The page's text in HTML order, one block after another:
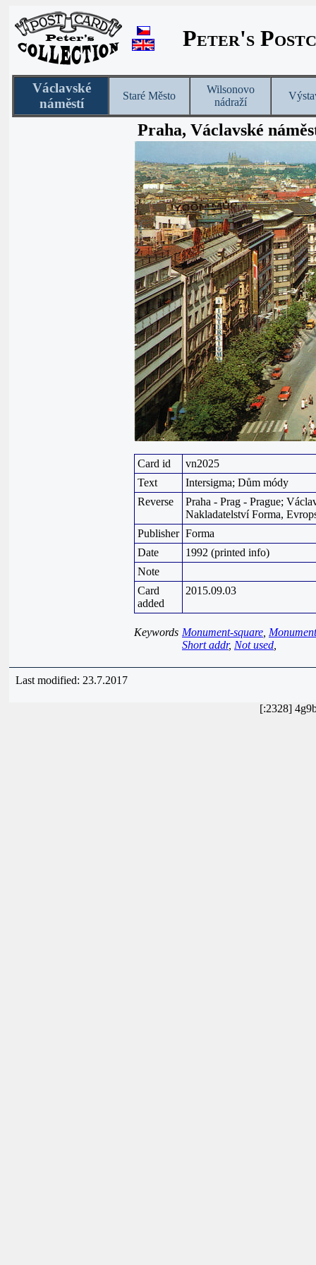
Peter's
Václavské
náměstí
Staré Město
Wilsonovo
nádraží
Praha, Václavské
Card id
vn2025
Text
Intersigma; Dům módy
Reverse
Praha - Prag - Prague;
Nakladatelství Forma,
Publisher Forma
Date
1992 (printed info)
Note
Card
added
2015.09.03
Keywords Monument-square Monument
Short addr, Not used
Last modified: 23.7.2017
[:2328]